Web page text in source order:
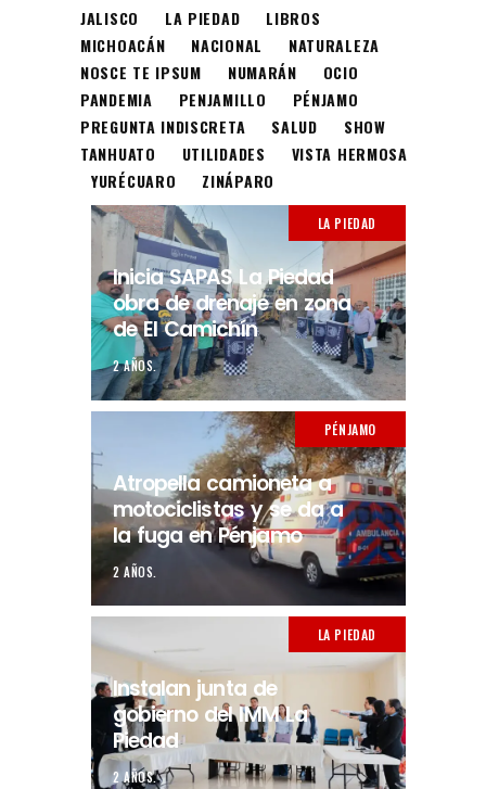
JALISCO
LA PIEDAD
LIBROS
MICHOACÁN
NACIONAL
NATURALEZA
NOSCE TE IPSUM
NUMARÁN
OCIO
PANDEMIA
PENJAMILLO
PÉNJAMO
PREGUNTA INDISCRETA
SALUD
SHOW
TANHUATO
UTILIDADES
VISTA HERMOSA
YURÉCUARO
ZINÁPARO
LA PIEDAD
Inicia SAPAS La Piedad
obra de drenaje en zona
de El Camichín
2 AÑOS.
PÉNJAMO
Atropella camioneta a
motociclistas y se da a
la fuga en Pénjamo
2 AÑOS.
LA PIEDAD
Instalan junta de
gobierno del IMM La
Piedad
2 AÑOS.